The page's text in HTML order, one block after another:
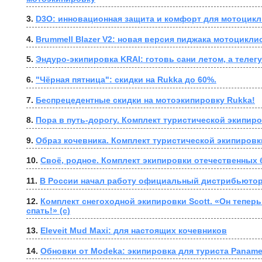
3. D3O: инновационная защита и комфорт для
4. Brummell Blazer V2: новая версия пиджака
5. Эндуро-экипировка KRAI: готовь сани летом, а
6. "Чёрная пятница": скидки на Rukka до 60%.
7. Беспрецедентные скидки на мотоэкипировку Rukka!
8. Пора в путь-дорогу. Комплект туристической
9. Образ кочевника. Комплект туристической
10. Своё, родное. Комплект экипировки отечественных
11. В России начал работу официальный
12. Комплект снегоходной экипировки Scott. «Он
спать!» (с)
13. Eleveit Mud Maxi: для настоящих кочевников
14. Обновки от Modeka: экипировка для туриста